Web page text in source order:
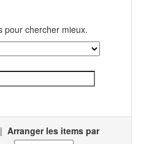
pour chercher mieux.
| Arranger les items par